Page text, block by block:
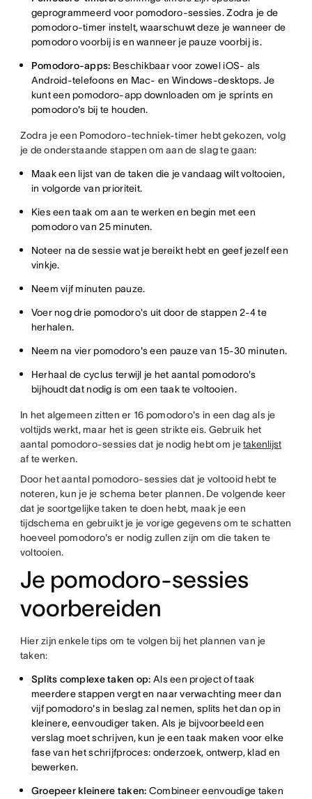
geprogrammeerd voor pomodoro-sessies. Zodra je de
pomodoro-timer instelt, waarschuwt deze je wanneer de
pomodoro voorbij is en wanneer je pauze voorbij is.
Pomodoro-apps: Beschikbaar voor zowel iOS- als
Android-telefoons en Mac- en Windows-desktops. Je
kunt een pomodoro-app downloaden om je sprints en
pomodoro's bij te houden.
Zodra je een Pomodoro-techniek-timer hebt gekozen, volg
je de onderstaande stappen om aan de slag te gaan:
Maak een lijst van de taken die je vandaag wilt voltooien,
in volgorde van prioriteit.
Kies een taak om aan te werken en begin met een
pomodoro van 25 minuten.
Noteer na de sessie wat je bereikt hebt en geef jezelf een
vinkje.
Neem vijf minuten pauze.
Voer nog drie pomodoro's uit door de stappen 2-4 te
herhalen.
Neem na vier pomodoro's een pauze van 15-30 minuten.
Herhaal de cyclus terwijl je het aantal pomodoro's
bijhoudt dat nodig is om een taak te voltooien.
In het algemeen zitten er 16 pomodoro's in een dag als je
voltijds werkt, maar het is geen strikte eis. Gebruik het
aantal pomodoro-sessies dat je nodig hebt om jetakenlijst
af te werken.
Door het aantal pomodoro-sessies dat je voltooid hebt te
noteren, kun je je schema beter plannen. De volgende keer
dat je soortgelijke taken te doen hebt, maak je een
tijdschema en gebruikt je je vorige gegevens om te schatten
hoeveel pomodoro's er nodig zullen zijn om die taken te
voltooien.
Je pomodoro-sessies
voorbereiden
Hier zijn enkele tips om te volgen bij het plannen van je
taken:
Splits complexe taken op: Als een project of taak
meerdere stappen vergt en naar verwachting meer dan
vijf pomodoro's in beslag zal nemen, splits het dan op in
kleinere, eenvoudiger taken. Als je bijvoorbeeld een
verslag moet schrijven, kun je een taak maken voor elke
fase van het schrijfproces: onderzoek, ontwerp, klad en
bewerken.
Groepeer kleinere taken: Combineer eenvoudige taken